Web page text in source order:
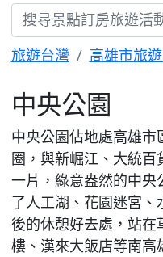
旅遊台灣
高雄市旅
中央公園
中央公園佔地處高雄
圈，與新崛江、大統
一片，綠意盎然的中央
了人工湖、花園迷宮
後的休憩好去處，站在
樓、漢來大飯店等南高